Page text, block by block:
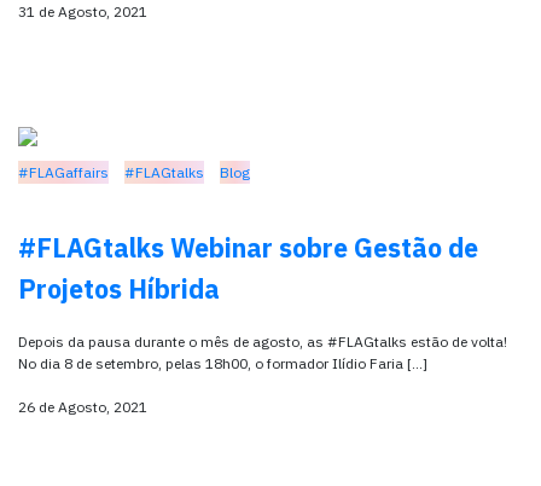
31 de Agosto, 2021
#FLAGaffairs #FLAGtalks Blog
#FLAGtalks Webinar sobre Gestão de
Projetos Híbrida
Depois da pausa durante o mês de agosto, as #FLAGtalks estão de volta!
No dia 8 de setembro, pelas 18h00, o formador Ilídio Faria […]
26 de Agosto, 2021